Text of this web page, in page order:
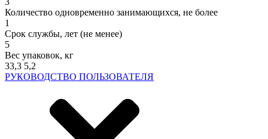
Количество одновременно занимающихся, не более
1
Срок службы, лет (не менее)
5
Вес упаковок, кг
33,3 5,2
РУКОВОДСТВО ПОЛЬЗОВАТЕЛЯ